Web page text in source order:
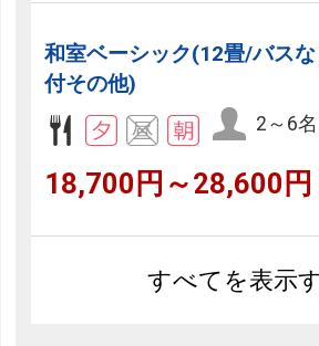
和室ベーシック(12畳/バス
付その他)
2～6名
18,700円～28,600円
すべてを表示